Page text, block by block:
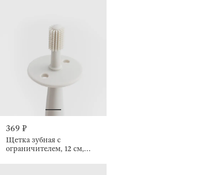
369 ₽
Щетка зубная с
ограничителем, 12 см,